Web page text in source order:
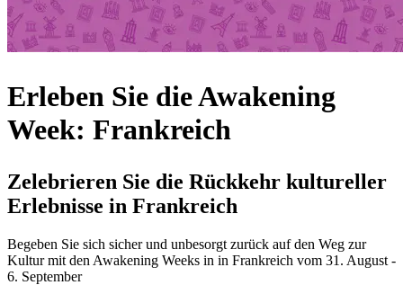
Erleben Sie die Awakening
Week: Frankreich
Zelebrieren Sie die Rückkehr kultureller
Erlebnisse in Frankreich
Begeben Sie sich sicher und unbesorgt zurück auf den Weg zur
Kultur mit den Awakening Weeks in in Frankreich vom 31. August -
6. September